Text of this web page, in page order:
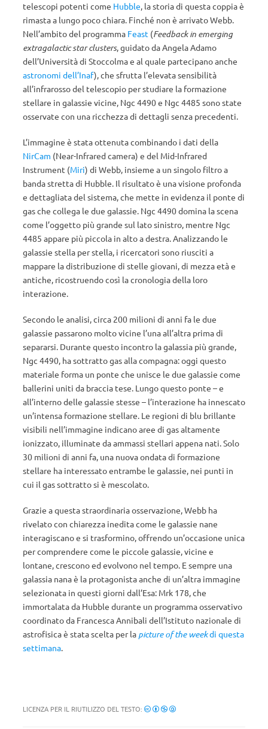
telescopi potenti come Hubble, la storia di questa coppia è
rimasta a lungo poco chiara. Finché non è arrivato Webb.
Nell’ambito del programma Feast (Feedback in emerging
extragalactic star clusters, guidato da Angela Adamo
dell’Università di Stoccolma e al quale partecipano anche
astronomi dell’Inaf), che sfrutta l’elevata sensibilità
all’infrarosso del telescopio per studiare la formazione
stellare in galassie vicine, Ngc 4490 e Ngc 4485 sono state
osservate con una ricchezza di dettagli senza precedenti.
L’immagine è stata ottenuta combinando i dati della
NirCam (Near-Infrared camera) e del Mid-Infrared
Instrument (Miri) di Webb, insieme a un singolo filtro a
banda stretta di Hubble. Il risultato è una visione profonda
e dettagliata del sistema, che mette in evidenza il ponte di
gas che collega le due galassie. Ngc 4490 domina la scena
come l’oggetto più grande sul lato sinistro, mentre Ngc
4485 appare più piccola in alto a destra. Analizzando le
galassie stella per stella, i ricercatori sono riusciti a
mappare la distribuzione di stelle giovani, di mezza età e
antiche, ricostruendo così la cronologia della loro
interazione.
Secondo le analisi, circa 200 milioni di anni fa le due
galassie passarono molto vicine l’una all’altra prima di
separarsi. Durante questo incontro la galassia più grande,
Ngc 4490, ha sottratto gas alla compagna: oggi questo
materiale forma un ponte che unisce le due galassie come
ballerini uniti da braccia tese. Lungo questo ponte – e
all’interno delle galassie stesse – l’interazione ha innescato
un’intensa formazione stellare. Le regioni di blu brillante
visibili nell’immagine indicano aree di gas altamente
ionizzato, illuminate da ammassi stellari appena nati. Solo
30 milioni di anni fa, una nuova ondata di formazione
stellare ha interessato entrambe le galassie, nei punti in
cui il gas sottratto si è mescolato.
Grazie a questa straordinaria osservazione, Webb ha
rivelato con chiarezza inedita come le galassie nane
interagiscano e si trasformino, offrendo un’occasione unica
per comprendere come le piccole galassie, vicine e
lontane, crescono ed evolvono nel tempo. E sempre una
galassia nanaè la protagonista anche di un’altra immagine
selezionata in questi giorni dall’Esa: Mrk 178, che
immortalata da Hubble durante un programma osservativo
coordinato da Francesca Annibali dell’Istituto nazionale di
astrofisica è stata scelta per la picture of the weekdi questa
settimana.
LICENZA PER IL RIUTILIZZO DEL TESTO: